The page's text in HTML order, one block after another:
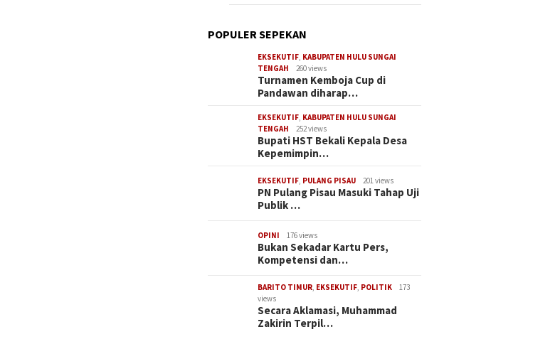
POPULER SEPEKAN
EKSEKUTIF, KABUPATEN HULU SUNGAI
TENGAH
260 views
Turnamen Kemboja Cup di
Pandawan diharap…
EKSEKUTIF, KABUPATEN HULU SUNGAI
TENGAH
252 views
Bupati HST Bekali Kepala Desa
Kepemimpin…
EKSEKUTIF, PULANG PISAU 201 views
PN Pulang Pisau Masuki Tahap Uji
Publik …
OPINI 176 views
Bukan Sekadar Kartu Pers,
Kompetensi dan…
BARITO TIMUR, EKSEKUTIF, POLITIK
173
views
Secara Aklamasi, Muhammad
Zakirin Terpil…